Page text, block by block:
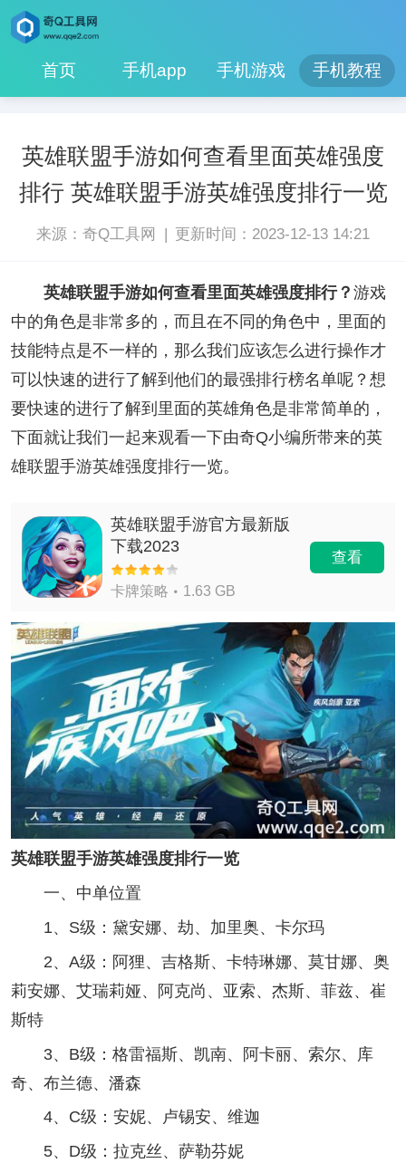
首页 手机app 手机游戏 手机教程
英雄联盟手游如何查看里面英雄强度
排行 英雄联盟手游英雄强度排行一览
来源：奇Q工具网 | 更新时间：2023-12-13 14:21
英雄联盟手游如何查看里面英雄强度排行？ 游戏
中的角色是非常多的，而且在不同的角色中，里面的
技能特点是不一样的，那么我们应该怎么进行操作才
可以快速的进行了解到他们的最强排行榜名单呢？想
要快速的进行了解到里面的英雄角色是非常简单的，
下面就让我们一起来观看一下由奇Q小编所带来的英
雄联盟手游英雄强度排行一览。
英雄联盟手游官方最新版
下载2023
卡牌策略 1.63 GB
查看
英雄联盟手游英雄强度排行一览
一、中单位置
1、S级：黛安娜、劫、加里奥、卡尔玛
2、A级：阿狸、吉格斯、卡特琳娜、莫甘娜、奥
莉安娜、艾瑞莉娅、阿克尚、亚索、杰斯、菲兹、崔
斯特
3、B级：格雷福斯、凯南、阿卡丽、索尔、库
奇、布兰德、潘森
4、C级：安妮、卢锡安、维迦
5、D级：拉克丝、萨勒芬妮